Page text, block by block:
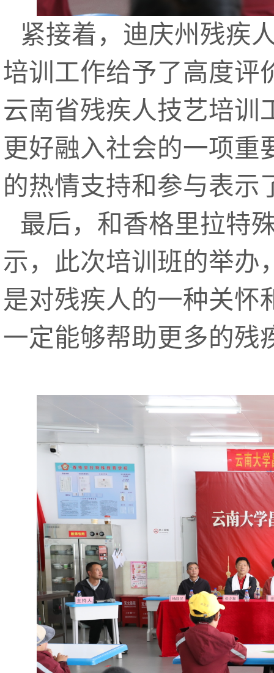
紧接着，迪庆州残疾
培训工作给予了高度评
云南省残疾人技艺培训
更好融入社会的一项重
的热情支持和参与表示
最后，和香格里拉特
示，此次培训班的举办
是对残疾人的一种关怀
一定能够帮助更多的残